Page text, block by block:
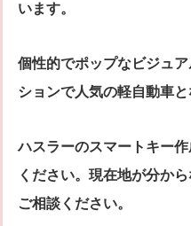
います。
個性的でポップなビジュ
ションで人気の軽自動車と
ハスラーのスマートキー
ください。現在地が分か
ご相談ください。